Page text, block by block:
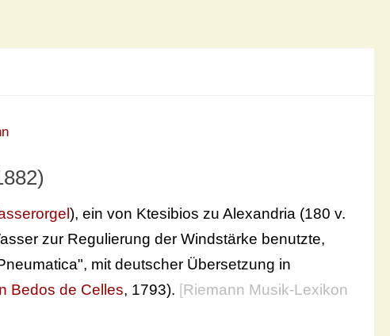
), ein von Ktesibios zu Alexandria (180 v.
zur Regulierung der Windstärke benutzte,
mit deutscher Übersetzung in
Bedos de Celles, 1793). [Riemann Musik-Lexikon